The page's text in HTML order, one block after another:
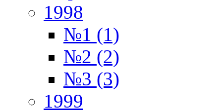
1998
№1 (1)
№2 (2)
№3 (3)
1999